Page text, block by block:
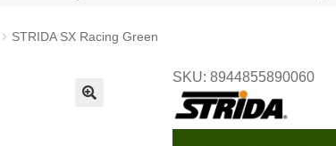
STRIDA SX Racing Green
SKU: 8944855890060